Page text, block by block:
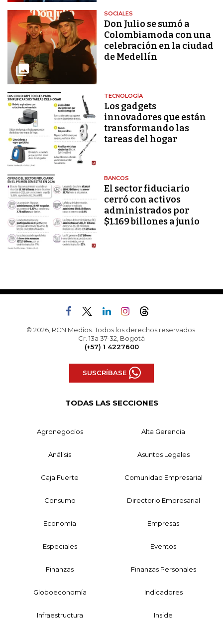
SOCIALES
Don Julio se sumó a
Colombiamoda con una
celebración en la ciudad
de Medellín
TECNOLOGÍA
Los gadgets
innovadores que están
transformando las
tareas del hogar
BANCOS
El sector fiduciario
cerró con activos
administrados por
$1.169 billones a junio
© 2026, RCN Medios. Todos los derechos reservados.
Cr. 13a 37-32, Bogotá
(+57) 1 4227600
SUSCRÍBASE
TODAS LAS SECCIONES
Agronegocios Alta Gerencia
Análisis Asuntos Legales
Caja Fuerte Comunidad Empresarial
Consumo Directorio Empresarial
Economía Empresas
Especiales Eventos
Finanzas Finanzas Personales
Globoeconomía Indicadores
Infraestructura Inside